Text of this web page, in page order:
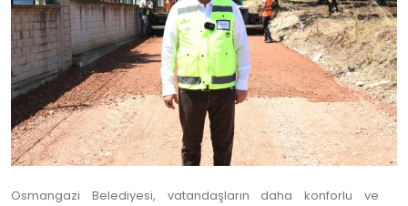
Osmangazi Belediyesi, vatandaşların daha konforlu ve